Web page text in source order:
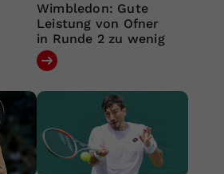
Wimbledon: Gute
Leistung von Ofner
in Runde 2 zu wenig